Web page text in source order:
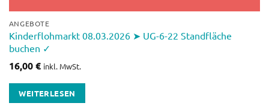
ANGEBOTE
Kinderflohmarkt 08.03.2026 ➤ UG-6-22 Standfläche
buchen ✓
16,00€ inkl. MwSt.
WEITERLESEN